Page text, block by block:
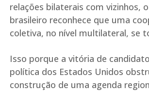
relações bilaterais com vizinhos,
brasileiro reconhece que uma
coletiva, no nível multilateral, se
Isso porque a vitória de
política dos Estados Unidos
construção de uma agenda